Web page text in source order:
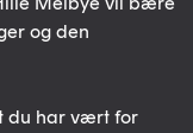
og den
du har vært for